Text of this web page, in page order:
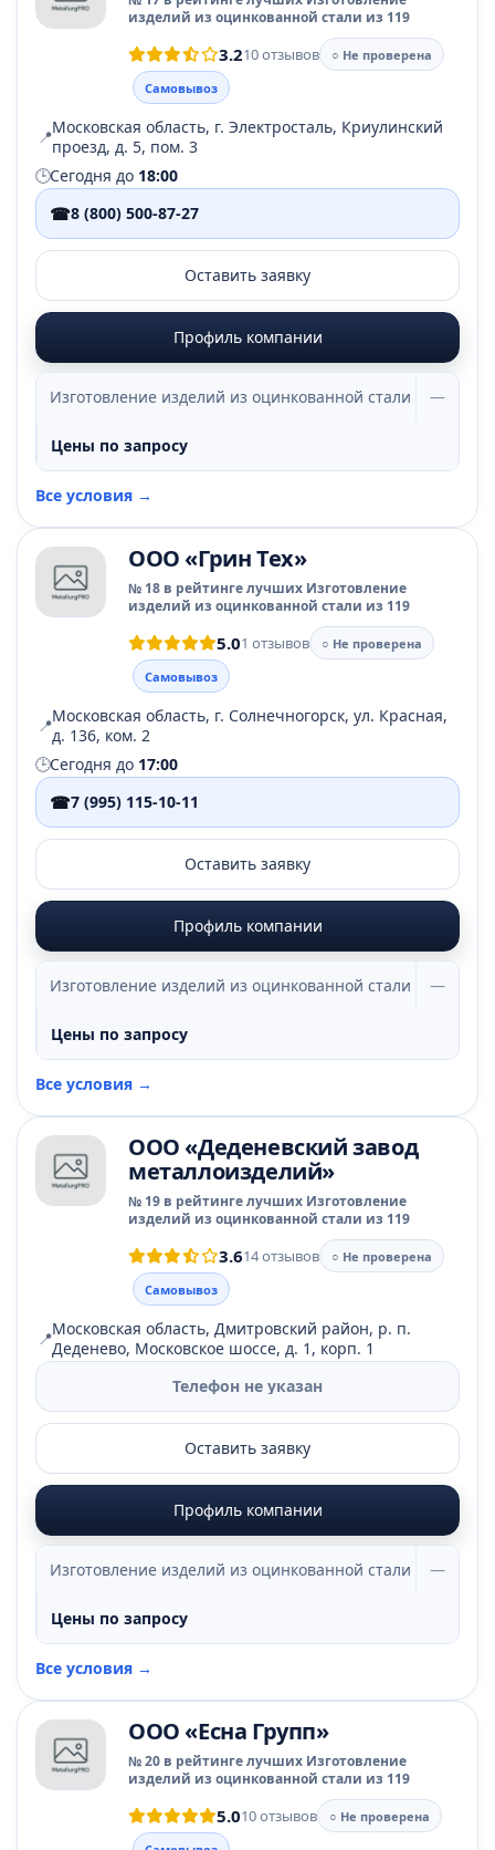
изделий из оцинкованной стали из 119
3.210 отзывов
○ Не проверена
Самовывоз
📍Московская область, г. Электросталь, Криулинский
проезд, д. 5, пом. 3
🕒Сегодня до 18:00
☎8 (800) 500-87-27
Оставить заявку
Профиль компании
Изготовление изделий из оцинкованной стали —
Цены по запросу
Все условия →
ООО «Грин Тех»
№ 18 в рейтинге лучших Изготовление
изделий из оцинкованной стали из 119
5.01 отзывов
○ Не проверена
Самовывоз
📍Московская область, г. Солнечногорск, ул. Красная,
д. 136, ком. 2
🕒Сегодня до 17:00
☎7 (995) 115-10-11
Оставить заявку
Профиль компании
Изготовление изделий из оцинкованной стали —
Цены по запросу
Все условия →
ООО «Деденевский завод
металлоизделий»
№ 19 в рейтинге лучших Изготовление
изделий из оцинкованной стали из 119
3.614 отзывов
○ Не проверена
Самовывоз
📍Московская область, Дмитровский район, р. п.
Деденево, Московское шоссе, д. 1, корп. 1
Телефон не указан
Оставить заявку
Профиль компании
Изготовление изделий из оцинкованной стали —
Цены по запросу
Все условия →
ООО «Есна Групп»
№ 20 в рейтинге лучших Изготовление
изделий из оцинкованной стали из 119
5.010 отзывов
○ Не проверена